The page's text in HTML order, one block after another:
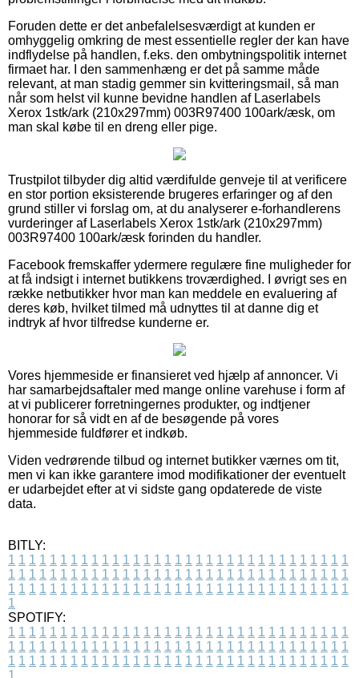
Foruden dette er det anbefalelsesværdigt at kunden er
omhyggelig omkring de mest essentielle regler der kan have
indflydelse på handlen, f.eks. den ombytningspolitik internet
firmaet har. I den sammenhæng er det på samme måde
relevant, at man stadig gemmer sin kvitteringsmail, så man
når som helst vil kunne bevidne handlen af Laserlabels
Xerox 1stk/ark (210x297mm) 003R97400 100ark/æsk, om
man skal købe til en dreng eller pige.
Trustpilot tilbyder dig altid værdifulde genveje til at verificere
en stor portion eksisterende brugeres erfaringer og af den
grund stiller vi forslag om, at du analyserer e-forhandlerens
vurderinger af Laserlabels Xerox 1stk/ark (210x297mm)
003R97400 100ark/æsk forinden du handler.
Facebook fremskaffer ydermere regulære fine muligheder for
at få indsigt i internet butikkens troværdighed. I øvrigt ses en
række netbutikker hvor man kan meddele en evaluering af
deres køb, hvilket tilmed må udnyttes til at danne dig et
indtryk af hvor tilfredse kunderne er.
Vores hjemmeside er finansieret ved hjælp af annoncer. Vi
har samarbejdsaftaler med mange online varehuse i form af
at vi publicerer forretningernes produkter, og indtjener
honorar for så vidt en af de besøgende på vores
hjemmeside fuldfører et indkøb.
Viden vedrørende tilbud og internet butikker værnes om tit,
men vi kan ikke garantere imod modifikationer der eventuelt
er udarbejdet efter at vi sidste gang opdaterede de viste
data.
BITLY:
1 1 1 1 1 1 1 1 1 1 1 1 1 1 1 1 1 1 1 1 1 1 1 1 1 1 1 1 1 1 1 1 1
1 1 1 1 1 1 1 1 1 1 1 1 1 1 1 1 1 1 1 1 1 1 1 1 1 1 1 1 1 1 1 1 1
1 1 1 1 1 1 1 1 1 1 1 1 1 1 1 1 1 1 1 1 1 1 1 1 1 1 1 1 1 1 1 1 1
1
SPOTIFY:
1 1 1 1 1 1 1 1 1 1 1 1 1 1 1 1 1 1 1 1 1 1 1 1 1 1 1 1 1 1 1 1 1
1 1 1 1 1 1 1 1 1 1 1 1 1 1 1 1 1 1 1 1 1 1 1 1 1 1 1 1 1 1 1 1 1
1 1 1 1 1 1 1 1 1 1 1 1 1 1 1 1 1 1 1 1 1 1 1 1 1 1 1 1 1 1 1 1 1
1